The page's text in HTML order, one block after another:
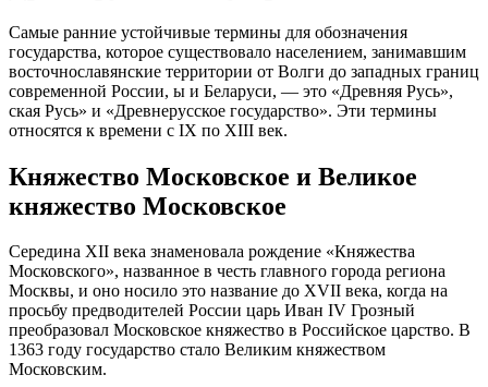
Самые ранние устойчивые термины для обозначения
государства, которое существовало населением, занимавшим
восточнославянские территории от Волги до западных границ
современной России, ы и Беларуси, — это «Древняя Русь»,
ская Русь» и «Древнерусское государство». Эти термины
относятся к времени с IX по XIII век.
Княжество Московское и Великое
княжество Московское
Середина XII века знаменовала рождение «Княжества
Московского», названное в честь главного города региона
Москвы, и оно носило это название до XVII века, когда на
просьбу предводителей России царь Иван IV Грозный
преобразовал Московское княжество в Российское царство. В
1363 году государство стало Великим княжеством
Московским.